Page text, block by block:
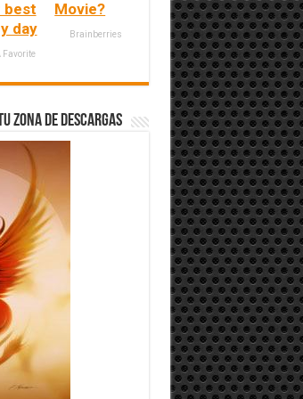
best
day
Favorite
Movie?
Brainberries
zona de Descargas